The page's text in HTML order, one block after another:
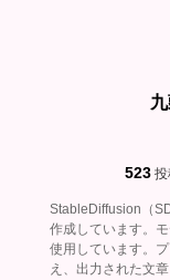
523 投
StableDiffusion（
作成しています。
使用しています。
え、出力された文